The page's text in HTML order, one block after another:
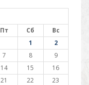
Пт Сб
Вс
1
2
7 8
9
14 15
16
21 22
23